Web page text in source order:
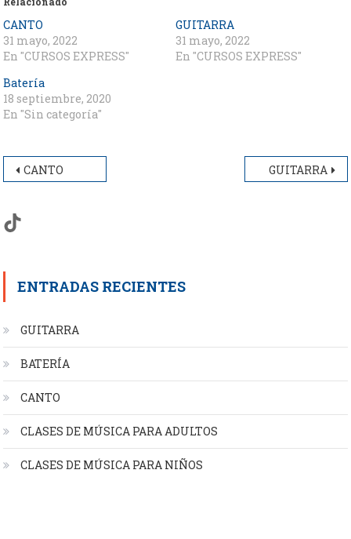
CANTO
31 mayo, 2022
En "CURSOS EXPRESS"
GUITARRA
31 mayo, 2022
En "CURSOS EXPRESS"
Batería
18 septiembre, 2020
En "Sin categoría"
Navegación
entradas
CANTO GUITARRA
TikTok
ENTRADAS RECIENTES
GUITARRA
BATERÍA
CANTO
CLASES DE MÚSICA PARA ADULTOS
CLASES DE MÚSICA PARA NIÑOS